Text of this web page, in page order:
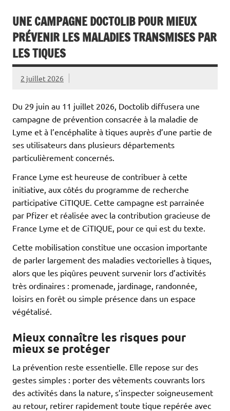
UNE CAMPAGNE DOCTOLIB POUR MIEUX
PRÉVENIR LES MALADIES TRANSMISES PAR
LES TIQUES
2 juillet 2026
Du 29 juin au 11 juillet 2026, Doctolib diffusera une
campagne de prévention consacrée à la maladie de
Lyme et à l’encéphalite à tiques auprès d’une partie de
ses utilisateurs dans plusieurs départements
particulièrement concernés.
France Lyme est heureuse de contribuer à cette
initiative, aux côtés du programme de recherche
participative CiTIQUE. Cette campagne est parrainée
par Pfizer et réalisée avec la contribution gracieuse de
France Lyme et de CiTIQUE, pour ce qui est du texte.
Cette mobilisation constitue une occasion importante
de parler largement des maladies vectorielles à tiques,
alors que les piqûres peuvent survenir lors d’activités
très ordinaires : promenade, jardinage, randonnée,
loisirs en forêt ou simple présence dans un espace
végétalisé.
Mieux connaître les risques pour
mieux se protéger
La prévention reste essentielle. Elle repose sur des
gestes simples : porter des vêtements couvrants lors
des activités dans la nature, s’inspecter soigneusement
au retour, retirer rapidement toute tique repérée avec